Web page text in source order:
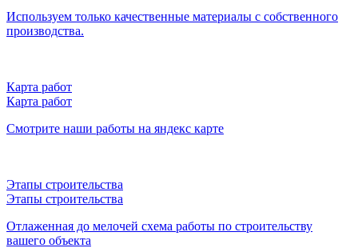
Используем только качественные материалы с собственного
производства.
Карта работ
Карта работ
Смотрите наши работы на яндекс карте
Этапы строительства
Этапы строительства
Отлаженная до мелочей схема работы по строительству
вашего объекта